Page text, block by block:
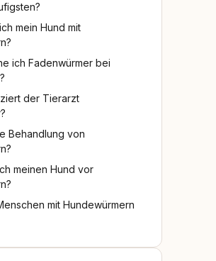
mein Hund mit
ich Fadenwürmer bei
der Tierarzt
Behandlung von
meinen Hund vor
mit Hundewürmern